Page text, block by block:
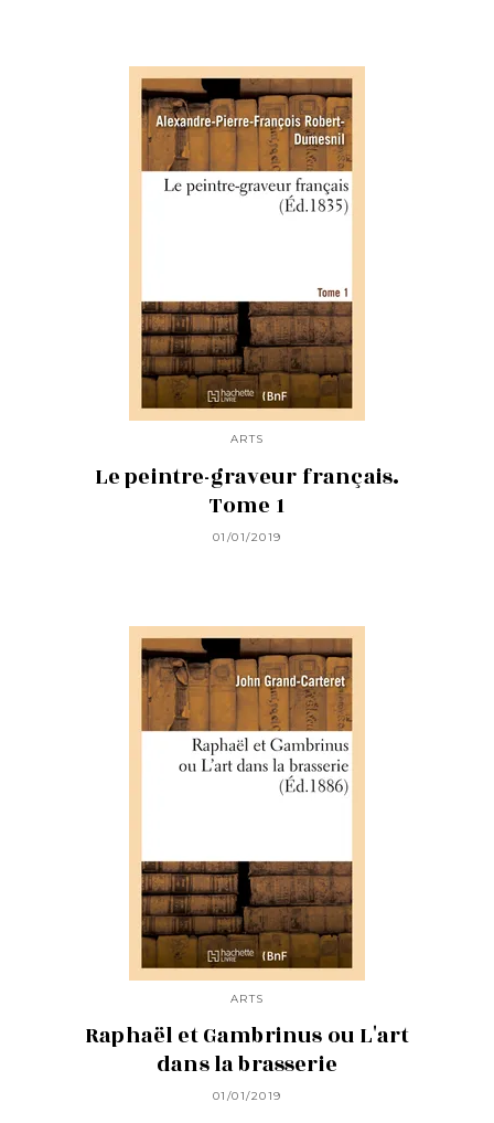
ARTS
Le peintre-graveur français.
Tome 1
01/01/2019
ARTS
Raphaël et Gambrinus ou L'art
dans la brasserie
01/01/2019